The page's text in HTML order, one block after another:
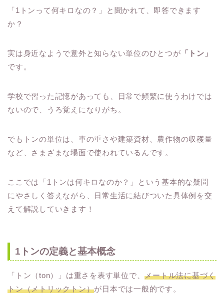
「1トンって何キロなの？」と聞かれて、即答できます
か？
実は身近なようで意外と知らない単位のひとつが 「トン」
です。
学校で習った記憶があっても、日常で頻繁に使うわけでは
ないので、うろ覚えになりがち。
でもトンの単位は、車の重さや建築資材、農作物の収穫量
など、さまざまな場面で使われているんです。
ここでは「1トンは何キロなのか？」という基本的な疑問
にやさしく答えながら、日常生活に結びついた具体例を交
えて解説していきます！
1トンの定義と基本概念
「トン（ton）」は重さを表す単位で、メートル法に基づく
トン（メトリックトン）が日本では一般的です。